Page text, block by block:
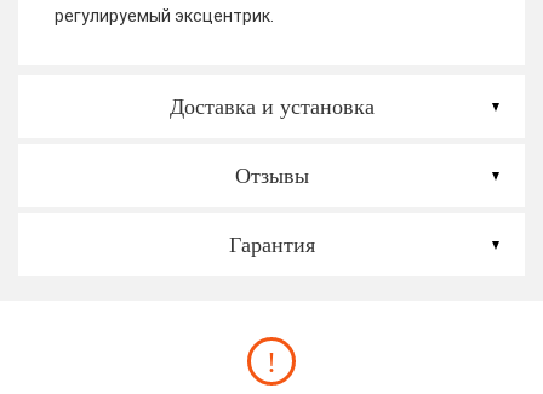
регулируемый эксцентрик.
Доставка и установка
Отзывы
Гарантия